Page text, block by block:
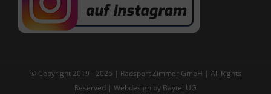
© Copyright 2019 - 2026 | Radsport Zimmer GmbH | All Rights
Reserved | Webdesign by Baytel UG